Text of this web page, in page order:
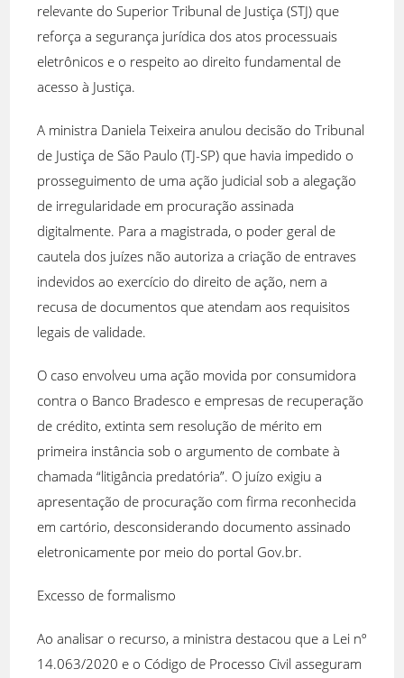
relevante do Superior Tribunal de Justiça (STJ) que
reforça a segurança jurídica dos atos processuais
eletrônicos e o respeito ao direito fundamental de
acesso à Justiça.
A ministra Daniela Teixeira anulou decisão do Tribunal
de Justiça de São Paulo (TJ-SP) que havia impedido o
prosseguimento de uma ação judicial sob a alegação
de irregularidade em procuração assinada
digitalmente. Para a magistrada, o poder geral de
cautela dos juízes não autoriza a criação de entraves
indevidos ao exercício do direito de ação, nem a
recusa de documentos que atendam aos requisitos
legais de validade.
O caso envolveu uma ação movida por consumidora
contra o Banco Bradesco e empresas de recuperação
de crédito, extinta sem resolução de mérito em
primeira instância sob o argumento de combate à
chamada “litigância predatória”. O juízo exigiu a
apresentação de procuração com firma reconhecida
em cartório, desconsiderando documento assinado
eletronicamente por meio do portal Gov.br.
Excesso de formalismo
Ao analisar o recurso, a ministra destacou que a Lei nº
14.063/2020 e o Código de Processo Civil asseguram